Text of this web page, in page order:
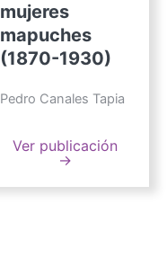
mujeres
mapuches
(1870-1930)
Pedro Canales Tapia
Ver publicación
→